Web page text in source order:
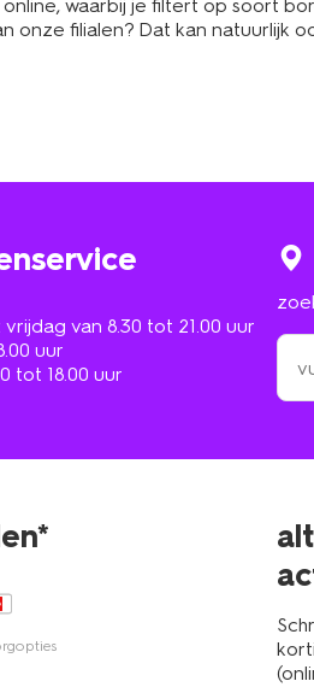
waarbij je filtert op soort
filialen? Dat kan natuurlijk
van 8.30 tot 21.00 uur
uur
tot 18.00 uur
zoek
een
in